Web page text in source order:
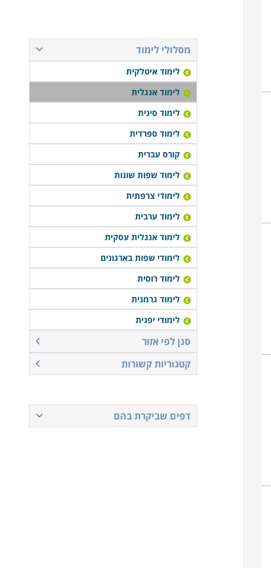
מסלולי לימוד
לימוד איטלקית
לימוד אנגלית
לימוד סינית
לימוד ספרדית
קורס עברית
לימוד שפות שונות
לימודי צרפתית
לימוד ערבית
לימוד אנגלית עסקית
לימודי שפות בארגונים
לימוד רוסית
לימוד גרמנית
לימודי יפנית
סנן לפי אזור
קטגוריות קשורות
דפים שביקרת בהם